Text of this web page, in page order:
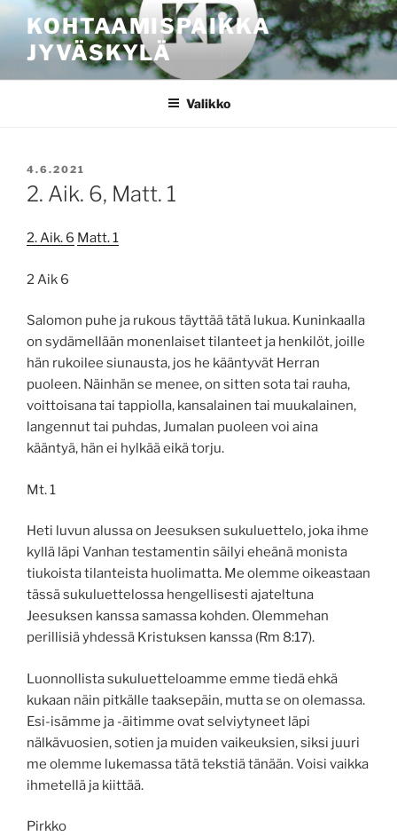
sisältöönKOHTAAMISPAIKKA
JYVÄSKYLÄ
Valikko
JULKAISTU
4.6.2021
2. Aik. 6, Matt. 1
2. Aik. 6 Matt. 1
2 Aik 6
Salomon puhe ja rukous täyttää tätä lukua. Kuninkaalla
on sydämellään monenlaiset tilanteet ja henkilöt, joille
hän rukoilee siunausta, jos he kääntyvät Herran
puoleen. Näinhän se menee, on sitten sota tai rauha,
voittoisana tai tappiolla, kansalainen tai muukalainen,
langennut tai puhdas, Jumalan puoleen voi aina
kääntyä, hän ei hylkää eikä torju.
Mt. 1
Heti luvun alussa on Jeesuksen sukuluettelo, joka ihme
kyllä läpi Vanhan testamentin säilyi eheänä monista
tiukoista tilanteista huolimatta. Me olemme oikeastaan
tässä sukuluettelossa hengellisesti ajateltuna
Jeesuksen kanssa samassa kohden. Olemmehan
perillisiä yhdessä Kristuksen kanssa (Rm 8:17).
Luonnollista sukuluetteloamme emme tiedä ehkä
kukaan näin pitkälle taaksepäin, mutta se on olemassa.
Esi-isämme ja -äitimme ovat selviytyneet läpi
nälkävuosien, sotien ja muiden vaikeuksien, siksi juuri
me olemme lukemassa tätä tekstiä tänään. Voisi vaikka
ihmetellä ja kiittää.
Pirkko